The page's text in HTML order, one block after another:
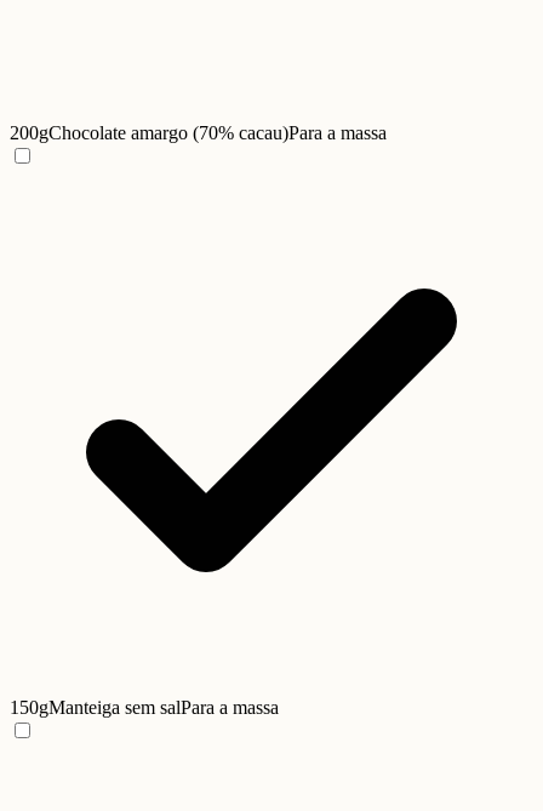
200gChocolate amargo (70% cacau)Para a massa
150gManteiga sem salPara a massa